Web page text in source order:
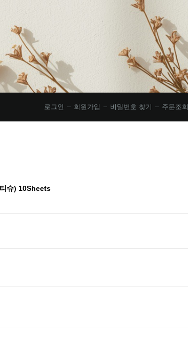
주문조회
비밀번호 찾기
회원가입
로그인
슈) 10Sheets